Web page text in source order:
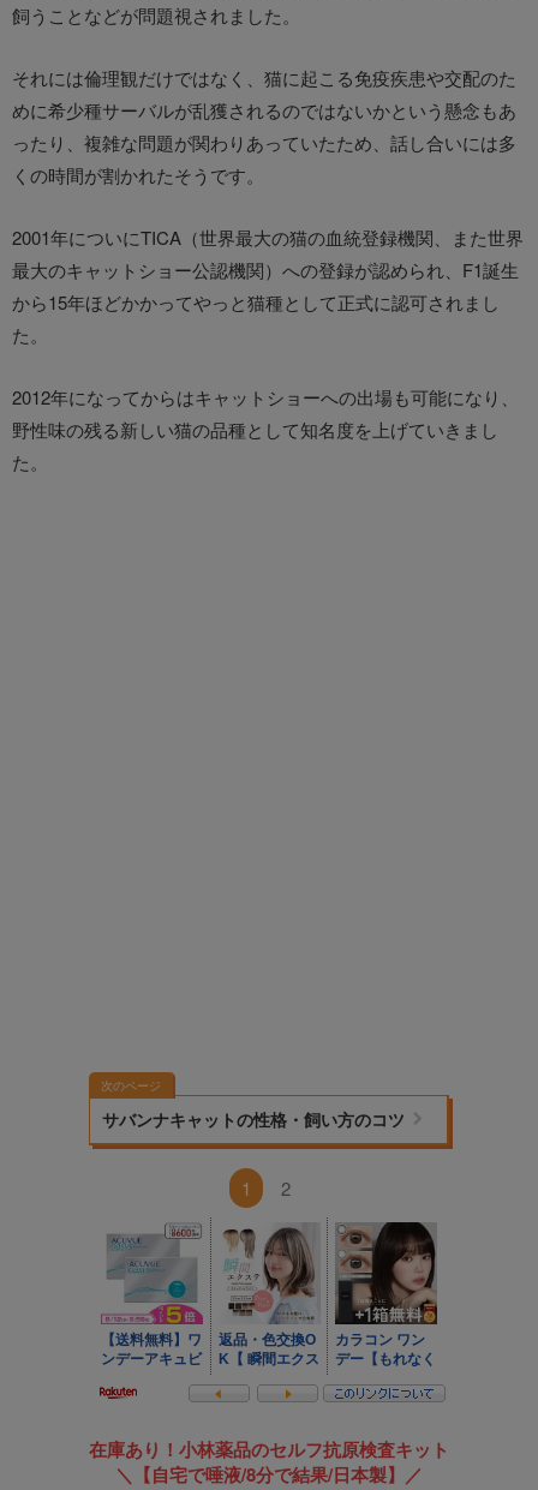
飼うことなどが問題視されました。
それには倫理観だけではなく、猫に起こる免疫疾患や交配のた
めに希少種サーバルが乱獲されるのではないかという懸念もあ
ったり、複雑な問題が関わりあっていたため、話し合いには多
くの時間が割かれたそうです。
2001年についにTICA（世界最大の猫の血統登録機関、また世界
最大のキャットショー公認機関）への登録が認められ、F1誕生
から15年ほどかかってやっと猫種として正式に認可されまし
た。
2012年になってからはキャットショーへの出場も可能になり、
野性味の残る新しい猫の品種として知名度を上げていきまし
た。
次のページ
サバンナキャットの性格・飼い方のコツ
1 2
在庫あり！小林薬品のセルフ抗原検査キット
＼【自宅で唾液/8分で結果/日本製】／